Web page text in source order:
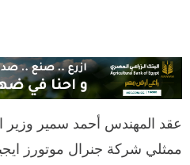
عقد المهندس أحمد سمير وزير
ممثلي شركة جنرال موتورز